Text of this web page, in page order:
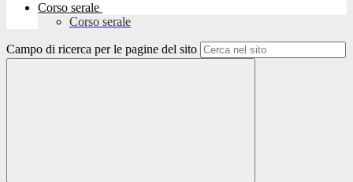
Corso serale
Corso serale
Campo di ricerca per le pagine del sito